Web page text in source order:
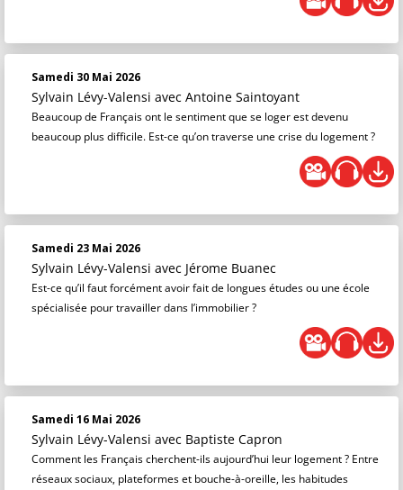
Samedi 30 Mai 2026
Sylvain Lévy-Valensi avec Antoine Saintoyant
Beaucoup de Français ont le sentiment que se loger est devenu
beaucoup plus difficile. Est-ce qu’on traverse une crise du logement ?
Samedi 23 Mai 2026
Sylvain Lévy-Valensi avec Jérome Buanec
Est-ce qu’il faut forcément avoir fait de longues études ou une école
spécialisée pour travailler dans l’immobilier ?
Samedi 16 Mai 2026
Sylvain Lévy-Valensi avec Baptiste Capron
Comment les Français cherchent-ils aujourd’hui leur logement ? Entre
réseaux sociaux, plateformes et bouche-à-oreille, les habitudes